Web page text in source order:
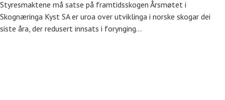
Styresmaktene må satse på framtidsskogen Årsmøtet i
Skognæringa Kyst SA er uroa over utviklinga i norske skogar dei
siste åra, der redusert innsats i forynging…